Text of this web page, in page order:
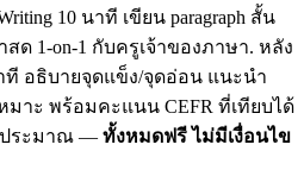
10 นาที เขียน paragraph สั้น
สด 1-on-1 กับครูเจ้าของภาษา. หลัง
ที อธิบายจุดแข็ง/จุดอ่อน แนะนำ
าะ พร้อมคะแนน CEFR ที่เทียบได้
ประมาณ — ทั้งหมดฟรี ไม่มีเงื่อนไข